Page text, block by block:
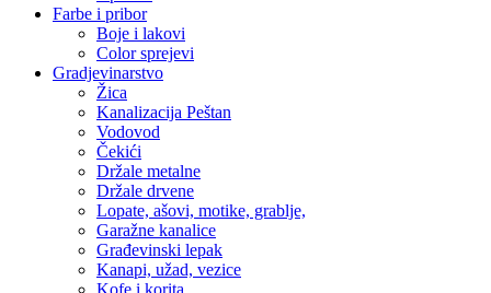
Farbe i pribor
Boje i lakovi
Color sprejevi
Gradjevinarstvo
Žica
Kanalizacija Peštan
Vodovod
Čekići
Držale metalne
Držale drvene
Lopate, ašovi, motike, grablje,
Garažne kanalice
Građevinski lepak
Kanapi, užad, vezice
Kofe i korita